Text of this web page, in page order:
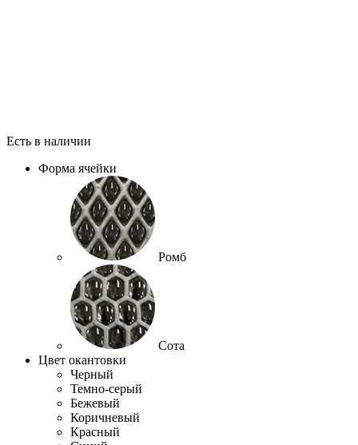
Есть в наличии
Форма ячейки
Ромб
Сота
Цвет окантовки
Черный
Темно-серый
Бежевый
Коричневый
Красный